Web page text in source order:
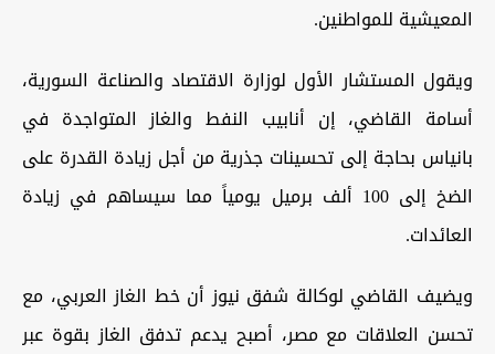
المعيشية للمواطنين.
ويقول المستشار الأول لوزارة الاقتصاد والصناعة السورية،
أسامة القاضي، إن أنابيب النفط والغاز المتواجدة في
بانياس بحاجة إلى تحسينات جذرية من أجل زيادة القدرة على
الضخ إلى 100 ألف برميل يومياً مما سيساهم في زيادة
العائدات.
ويضيف القاضي لوكالة شفق نيوز أن خط الغاز العربي، مع
تحسن العلاقات مع مصر، أصبح يدعم تدفق الغاز بقوة عبر